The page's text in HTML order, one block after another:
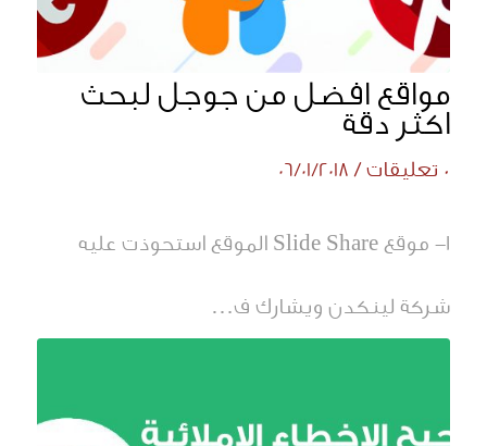
مواقع افضل من جوجل لبحث
اكثر دقة
0 تعليقات /
06/01/2018
1- موقع Slide Share الموقع استحوذت عليه
شركة لينكدن ويشارك ف…